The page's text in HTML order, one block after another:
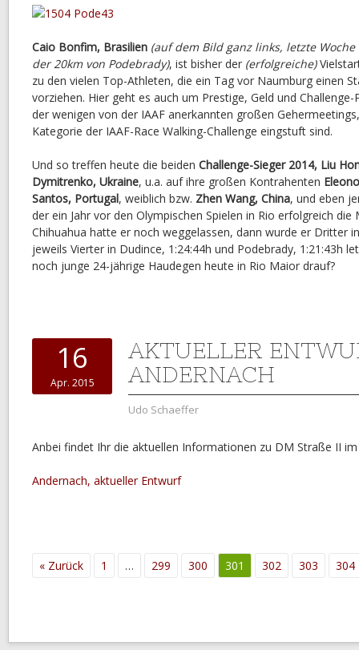
Caio Bonfim, Brasilien (auf dem Bild ganz links, letzte
der 20km von Podebrady), ist bisher der (erfolgreiche)
zu den vielen Top-Athleten, die ein Tag vor Naumburg einen
vorziehen. Hier geht es auch um Prestige, Geld und
der wenigen von der IAAF anerkannten großen
Kategorie der IAAF-Race Walking-Challenge eingstuft sind.
Und so treffen heute die beiden Challenge-Sieger 2014, Liu
Dymitrenko, Ukraine, u.a. auf ihre großen Kontrahenten
Santos, Portugal, weiblich bzw. Zhen Wang, China, und eben
der ein Jahr vor den Olympischen Spielen in Rio erfolgreich die
Chihuahua hatte er noch weggelassen, dann wurde er Dritter
jeweils Vierter in Dudince, 1:24:44h und Podebrady, 1:21:43h
noch junge 24-jährige Haudegen heute in Rio Maior drauf?
16
Apr. 2015
AKTUELLER
ANDERNACH
Udo Schaeffer
Anbei findet Ihr die aktuellen Informationen zu DM Straße II
Andernach, aktueller Entwurf
« Zurück 1 … 299 300 301 302 303 304